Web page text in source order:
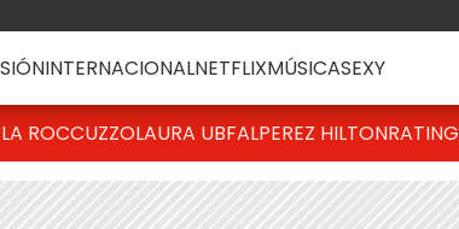
INTERNACIONALNETFLIXMÚSICASEXY
ROCCUZZOLAURA UBFALPEREZ HILTONRATING